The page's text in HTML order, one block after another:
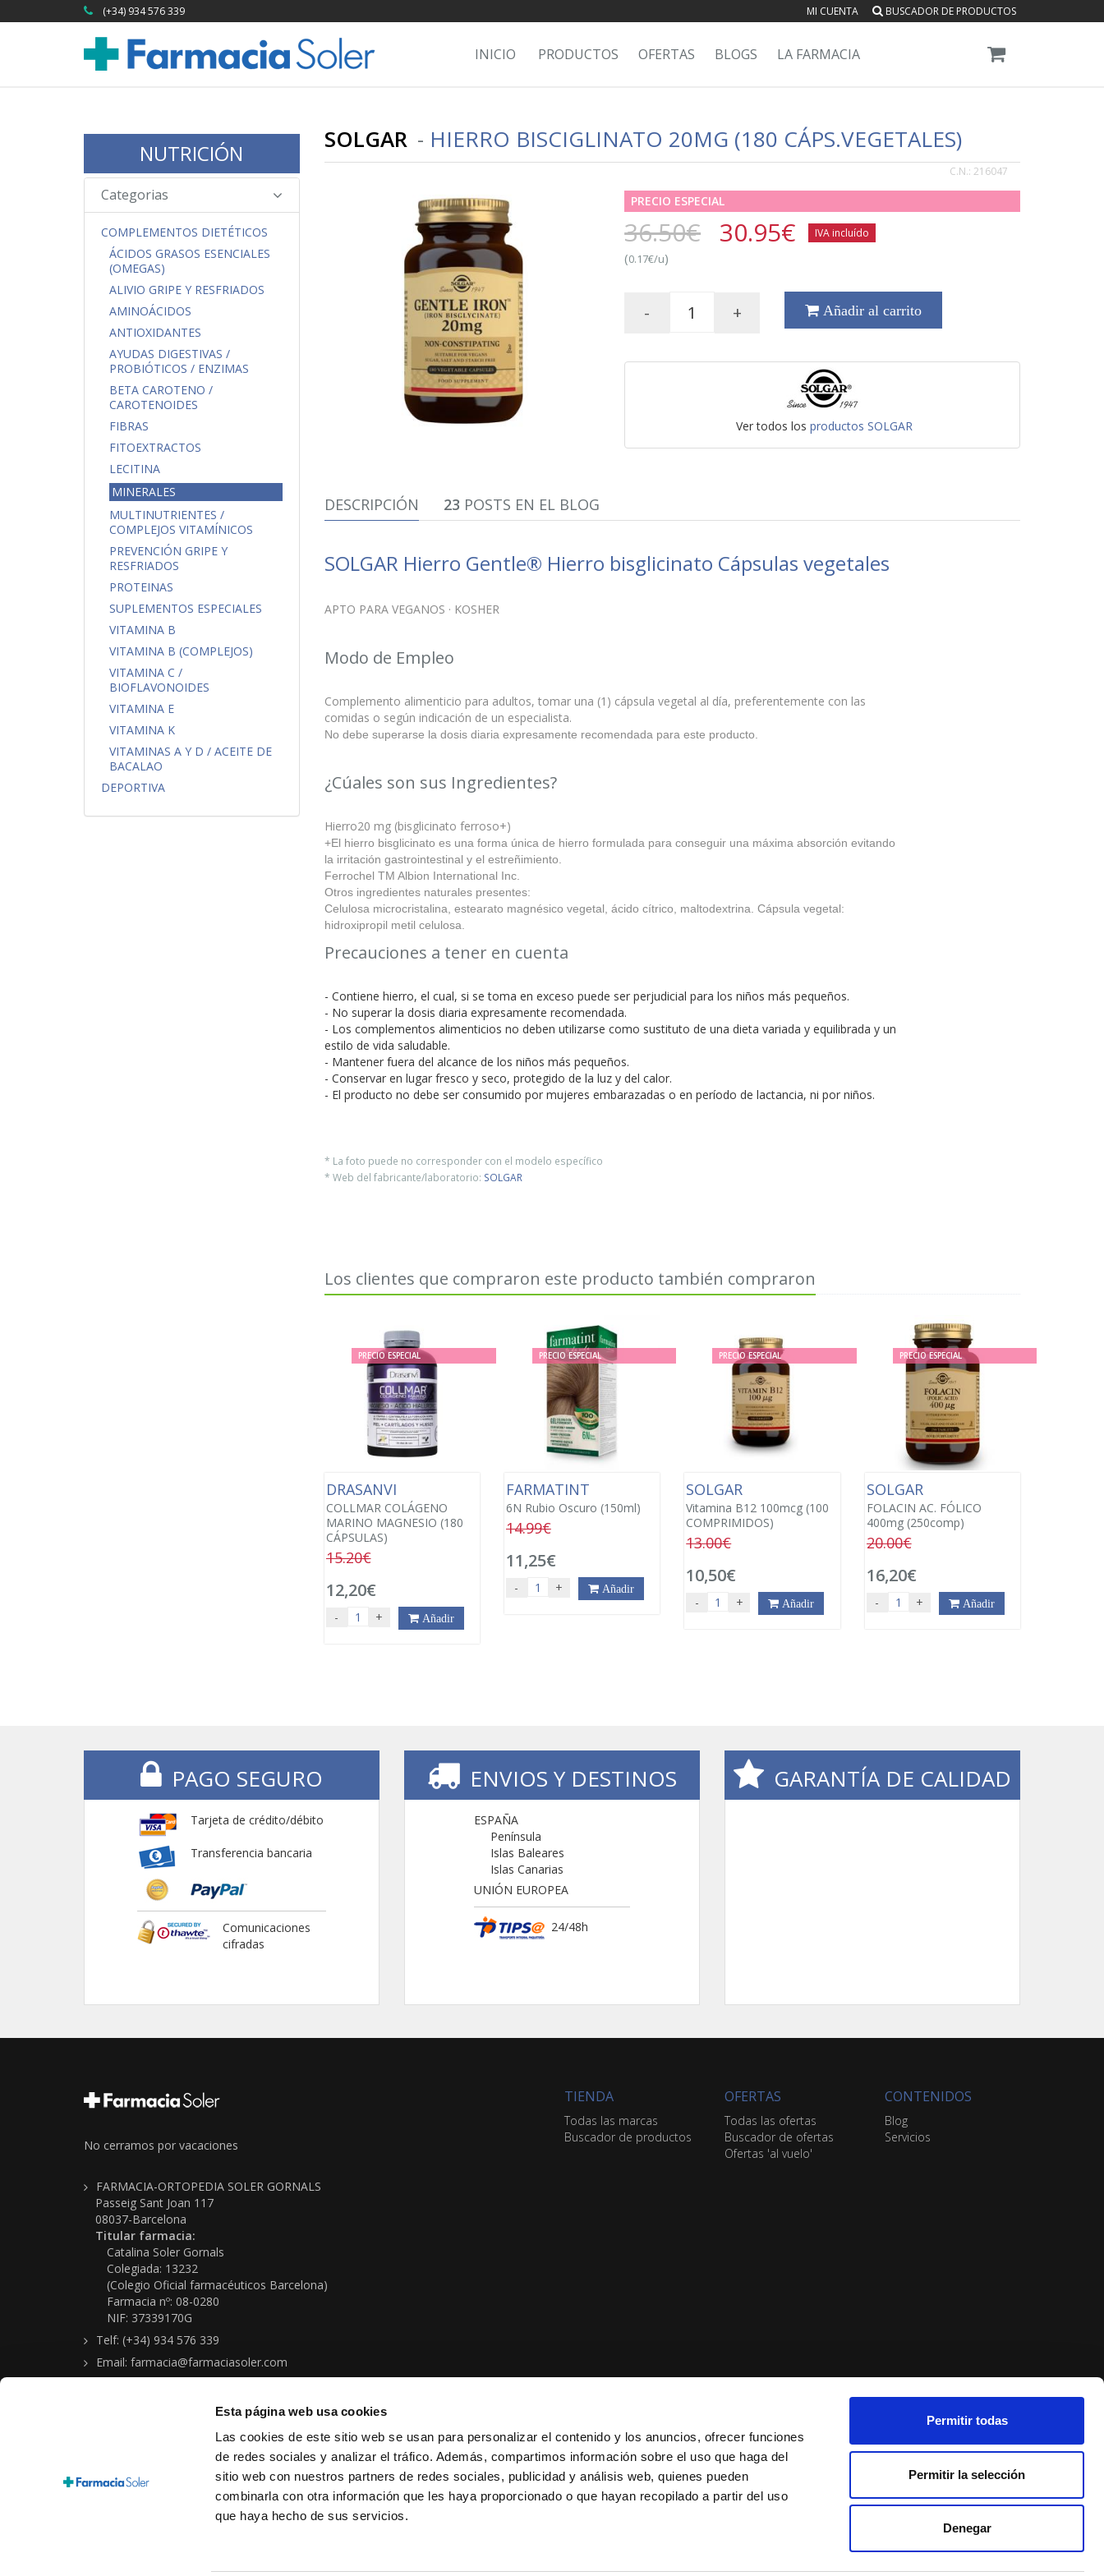
Esta página web usa cookies
Las cookies de este sitio web se usan para personalizar el contenido y los anuncios, ofrecer funciones
de redes sociales y analizar el tráfico. Además, compartimos información sobre el uso que haga del
sitio web con nuestros partners de redes sociales, publicidad y análisis web, quienes pueden
combinarla con otra información que les haya proporcionado o que hayan recopilado a partir del uso
que haya hecho de sus servicios.
Permitir todas
Permitir la selección
Denegar
(+34) 934 576 339 MI CUENTA BUSCADOR DE PRODUCTOS
INICIO PRODUCTOS OFERTAS BLOGS LA FARMACIA
NUTRICIÓN
Categorias
COMPLEMENTOS DIETÉTICOS
ÁCIDOS GRASOS ESENCIALES
(OMEGAS)
ALIVIO GRIPE Y RESFRIADOS
AMINOÁCIDOS
ANTIOXIDANTES
AYUDAS DIGESTIVAS /
PROBIÓTICOS / ENZIMAS
BETA CAROTENO /
CAROTENOIDES
FIBRAS
FITOEXTRACTOS
LECITINA
MINERALES
MULTINUTRIENTES /
COMPLEJOS VITAMÍNICOS
PREVENCIÓN GRIPE Y
RESFRIADOS
PROTEINAS
SUPLEMENTOS ESPECIALES
VITAMINA B
VITAMINA B (COMPLEJOS)
VITAMINA C /
BIOFLAVONOIDES
VITAMINA E
VITAMINA K
VITAMINAS A Y D / ACEITE DE
BACALAO
DEPORTIVA
SOLGAR - HIERRO BISCIGLINATO 20MG (180 CÁPS.VEGETALES)
C.N.: 216047
PRECIO ESPECIAL
36.50€ 30.95€ IVA incluído
(0.17€/u)
- + Añadir al carrito
Ver todos losproductos SOLGAR
DESCRIPCIÓN 23 POSTS EN EL BLOG
SOLGAR Hierro Gentle® Hierro bisglicinato Cápsulas vegetales
APTO PARA VEGANOS · KOSHER
Modo de Empleo
Complemento alimenticio para adultos, tomar una (1) cápsula vegetal al día, preferentemente con las
comidas o según indicación de un especialista.
No debe superarse la dosis diaria expresamente recomendada para este producto.
¿Cúales son sus Ingredientes?
Hierro20 mg (bisglicinato ferroso+)
+El hierro bisglicinato es una forma única de hierro formulada para conseguir una máxima absorción evitando
la irritación gastrointestinal y el estreñimiento.
Ferrochel TM Albion International Inc.
Otros ingredientes naturales presentes:
Celulosa microcristalina, estearato magnésico vegetal, ácido cítrico, maltodextrina. Cápsula vegetal:
hidroxipropil metil celulosa.
Precauciones a tener en cuenta
- Contiene hierro, el cual, si se toma en exceso puede ser perjudicial para los niños más pequeños.
- No superar la dosis diaria expresamente recomendada.
- Los complementos alimenticios no deben utilizarse como sustituto de una dieta variada y equilibrada y un
estilo de vida saludable.
- Mantener fuera del alcance de los niños más pequeños.
- Conservar en lugar fresco y seco, protegido de la luz y del calor.
- El producto no debe ser consumido por mujeres embarazadas o en período de lactancia, ni por niños.
* La foto puede no corresponder con el modelo específico
* Web del fabricante/laboratorio: SOLGAR
Los clientes que compraron este producto también compraron
PRECIO ESPECIAL
DRASANVI
COLLMAR COLÁGENO
MARINO MAGNESIO (180
CÁPSULAS)
15.20€
12,20€
- + Añadir
PRECIO ESPECIAL
FARMATINT
6N Rubio Oscuro (150ml)
14.99€
11,25€
- + Añadir
PRECIO ESPECIAL
SOLGAR
Vitamina B12 100mcg (100
COMPRIMIDOS)
13.00€
10,50€
- + Añadir
PRECIO ESPECIAL
SOLGAR
FOLACIN AC. FÓLICO
400mg (250comp)
20.00€
16,20€
- + Añadir
PAGO SEGURO
Tarjeta de crédito/débito
Transferencia bancaria
Comunicaciones
cifradas
ENVIOS Y DESTINOS
ESPAÑA
Península
Islas Baleares
Islas Canarias
UNIÓN EUROPEA
24/48h
GARANTÍA DE CALIDAD
No cerramos por vacaciones
FARMACIA-ORTOPEDIA SOLER GORNALS
Passeig Sant Joan 117
08037-Barcelona
Titular farmacia:
Catalina Soler Gornals
Colegiada: 13232
(Colegio Oficial farmacéuticos Barcelona)
Farmacia nº: 08-0280
NIF: 37339170G
Telf: (+34) 934 576 339
Email: farmacia@farmaciasoler.com
TIENDA
Todas las marcas
Buscador de productos
OFERTAS
Todas las ofertas
Buscador de ofertas
Ofertas 'al vuelo'
CONTENIDOS
Blog
Servicios
Copyright © 2026 Farmacia-Ortopedia Soler Gornals
Política protección de datos personales |Condiciones de venta|Política de